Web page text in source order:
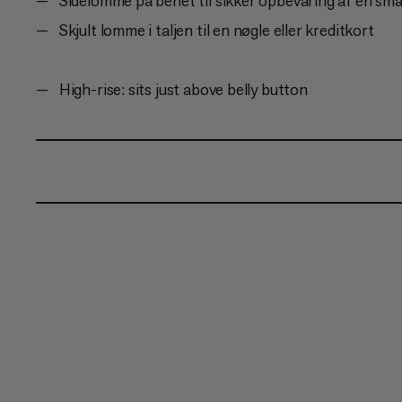
Skjult lomme i taljen til en nøgle eller kreditkort
High-rise: sits just above belly button